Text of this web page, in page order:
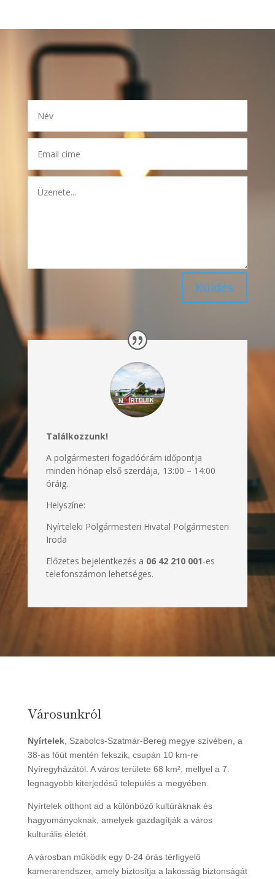
Küldés
Találkozzunk!
A polgármesteri fogadóórám időpontja
minden hónap első szerdája, 13:00 – 14:00
óráig.
Helyszíne:
Nyírteleki Polgármesteri Hivatal Polgármesteri
Iroda
Előzetes bejelentkezés a 06 42 210 001-es
telefonszámon lehetséges.
Városunkról
Nyírtelek, Szabolcs-Szatmár-Bereg megye szívében, a
38-as főút mentén fekszik, csupán 10 km-re
Nyíregyházától. A város területe 68 km², mellyel a 7.
legnagyobb kiterjedésű település a megyében.
Nyírtelek otthont ad a különböző kultúráknak és
hagyományoknak, amelyek gazdagítják a város
kulturális életét.
A városban működik egy 0-24 órás térfigyelő
kamerarendszer, amely biztosítja a lakosság biztonságát